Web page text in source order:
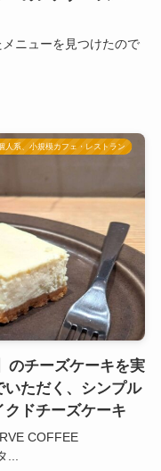
ニューを見つけたので
人系、小規模カフェ・レストラン
のチーズケーキを実
ただく、シンプル
ドチーズケーキ
COFFEE